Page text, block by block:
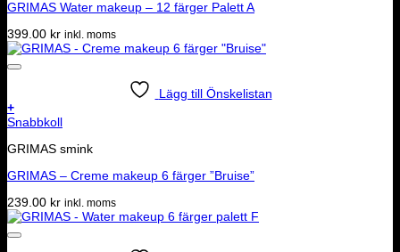
GRIMAS Water makeup – 12 färger Palett A
399.00 kr inkl. moms
Lägg till Önskelistan
+
Snabbkoll
GRIMAS smink
GRIMAS – Creme makeup 6 färger ”Bruise”
239.00 kr inkl. moms